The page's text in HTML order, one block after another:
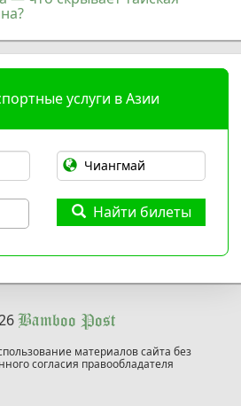
услуги в Азии
Найти билеты
Bamboo Post
материалов сайта без
согласия правообладателя